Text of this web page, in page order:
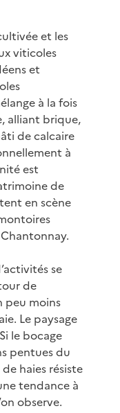
et les
viticoles
et
à la fois
alliant brique,
de calcaire
à
est
de
en scène
se
de
peu moins
Le paysage
le bocage
pentues du
haies résiste
tendance à
observe.